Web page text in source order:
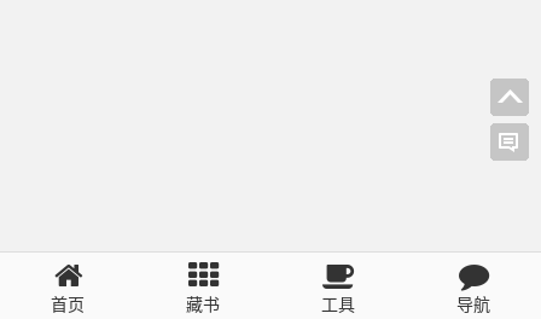
首页 藏书 工具 导航